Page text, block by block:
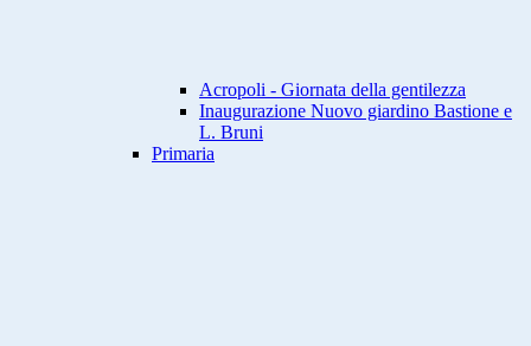
Acropoli - Giornata della gentilezza
Inaugurazione Nuovo giardino Bastione e
L. Bruni
Primaria